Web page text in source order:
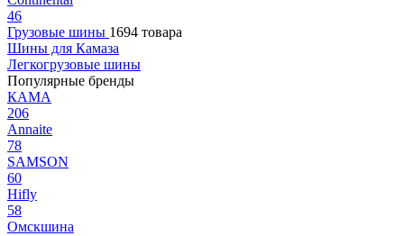
46
Грузовые шины 1694 товара
Шины для Камаза
Легкогрузовые шины
Популярные бренды
КАМА
206
Annaite
78
SAMSON
60
Hifly
58
Омскшина